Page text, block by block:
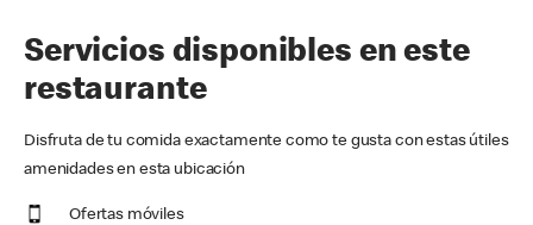
Servicios disponibles en este
restaurante
Disfruta de tu comida exactamente como te gusta con estas útiles
amenidades en esta ubicación
Ofertas móviles